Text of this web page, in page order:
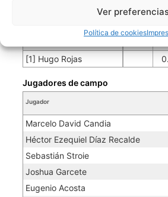
Ver
Política de cookies
Puntuación
Jugador
Po
[1] Hugo Rojas
Jugador
Marcelo David Candia
Héctor Ezequiel Díaz Recalde
Sebastián Stroie
Joshua Garcete
Eugenio Acosta
Jugadores de campo